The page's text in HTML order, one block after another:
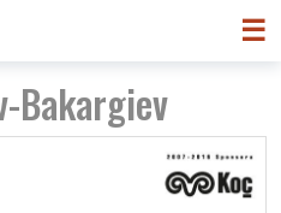
☰
Bakargiev